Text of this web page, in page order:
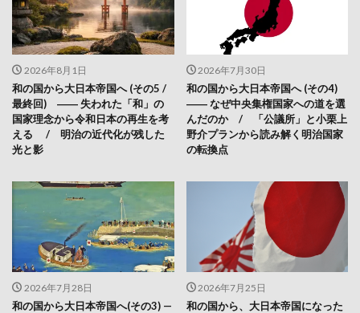
2026年8月1日
和の国から大日本帝国へ (その5 /
最終回) ―― 失われた「和」の
国家理念から令和日本の再生を考
える / 明治の近代化が残した
光と影
2026年7月30日
和の国から大日本帝国へ (その4)
―― なぜ中央集権国家への道を選
んだのか / 「公議所」と小栗上
野介プランから読み解く明治国家
の転換点
2026年7月28日
和の国から大日本帝国へ(その3) —
2026年7月25日
和の国から、大日本帝国になった